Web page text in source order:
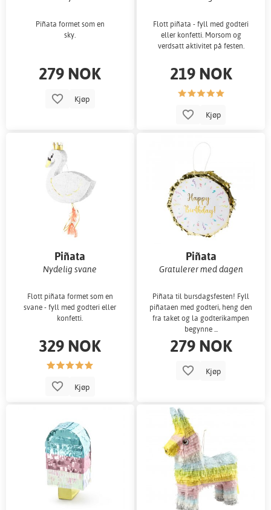
Piñata formet som en
sky.
279 NOK
Kjøp
Flott piñata - fyll med godteri
eller konfetti. Morsom og
verdsatt aktivitet på festen.
219 NOK
Kjøp
Piñata
Nydelig svane
Flott piñata formet som en
svane - fyll med godteri eller
konfetti.
329 NOK
Kjøp
Piñata
Gratulerer med dagen
Piñata til bursdagsfesten! Fyll
piñataen med godteri, heng den
fra taket og la godterikampen
begynne ...
279 NOK
Kjøp